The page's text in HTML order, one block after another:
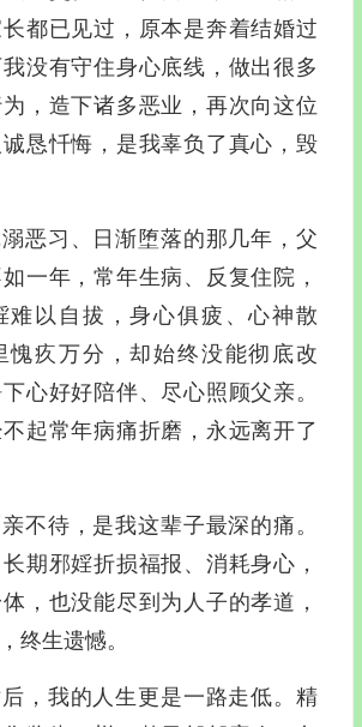
都已见过，原本是奔着结婚过
没有守住身心底线，做出很多
，造下诸多恶业，再次向这位
恳忏悔，是我辜负了真心，毁
恶习、日渐堕落的那几年，父
一年，常年生病、反复住院，
难以自拔，身心俱疲、心神散
愧疚万分，却始终没能彻底改
心好好陪伴、尽心照顾父亲。
起常年病痛折磨，永远离开了
不待，是我这辈子最深的痛。
期邪婬折损福报、消耗身心，
，也没能尽到为人子的孝道，
终生遗憾。
，我的人生更是一路走低。精